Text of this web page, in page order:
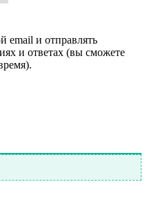
email и отправлять
и ответах (вы cможете